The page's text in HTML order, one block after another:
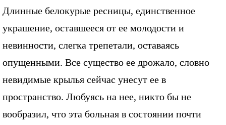
Длинные белокурые ресницы, единственное
украшение, оставшееся от ее молодости и
невинности, слегка трепетали, оставаясь
опущенными. Все существо ее дрожало, словно
невидимые крылья сейчас унесут ее в
пространство. Любуясь на нее, никто бы не
вообразил, что эта больная в состоянии почти